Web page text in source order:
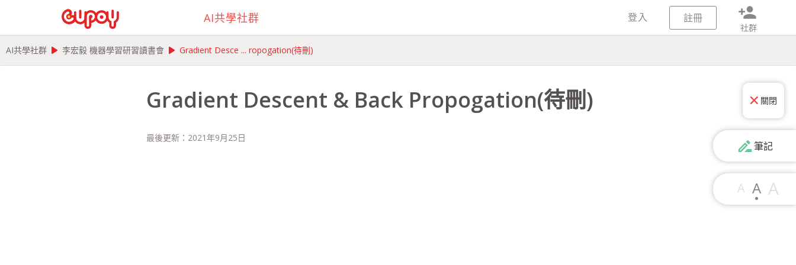
AI共學社群 登入 註冊 person_add
社群
AI共學社群 play_arrow 李宏毅 機器學習研習讀書會 play_arrow Gradient Desce ... ropogation(待刪)
Gradient Descent & Back Propogation(待刪)
最後更新： 2021年9月25日
關閉
drive_file_rename_outline筆記
A A A